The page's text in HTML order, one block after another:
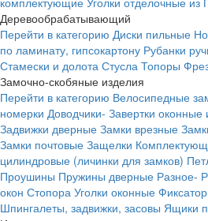
Деревообрабатывающий
Перейти в категорию Диски пильные
по ламинату, гипсокартону Рубанки
Стамески и долота Стусла Топоры
Замочно-скобяные изделия
Перейти в категорию Велосипедные
номерки Доводчики- Завертки
Задвижки дверные Замки врезные
Замки почтовые Защелки
цилиндровые (личинки для замков)
Проушины Пружины дверные Разное-
окон Стопора Уголки оконные
Шпингалеты, задвижки, засовы Ящики